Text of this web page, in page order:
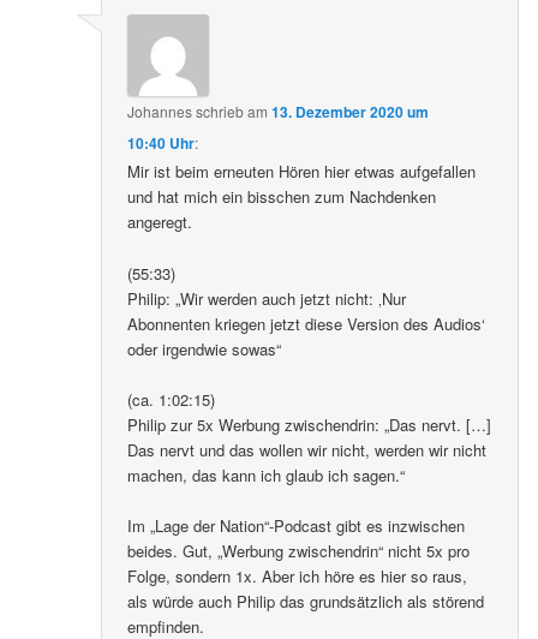
Johannesschriebam13. Dezember 2020 um
10:40 Uhr:
Mir ist beim erneuten Hören hier etwas aufgefallen
und hat mich ein bisschen zum Nachdenken
angeregt.
(55:33)
Philip: „Wir werden auch jetzt nicht: ‚Nur
Abonnenten kriegen jetzt diese Version des Audios‘
oder irgendwie sowas“
(ca. 1:02:15)
Philip zur 5x Werbung zwischendrin: „Das nervt. […]
Das nervt und das wollen wir nicht, werden wir nicht
machen, das kann ich glaub ich sagen.“
Im „Lage der Nation“-Podcast gibt es inzwischen
beides. Gut, „Werbung zwischendrin“ nicht 5x pro
Folge, sondern 1x. Aber ich höre es hier so raus,
als würde auch Philip das grundsätzlich als störend
empfinden.